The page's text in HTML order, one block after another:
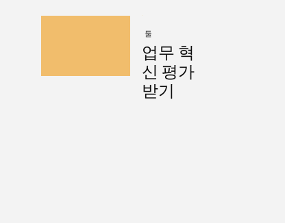
툴
업무 혁
신 평가
받기